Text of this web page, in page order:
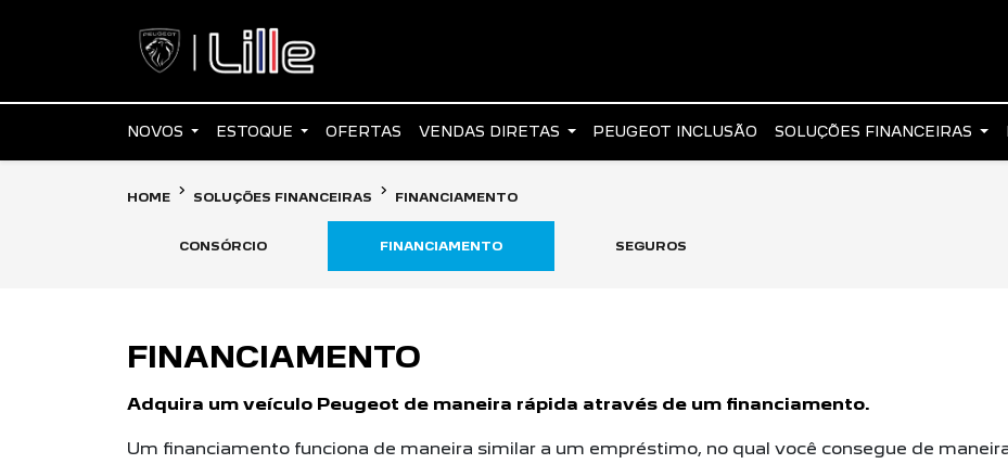
NOVOS ESTOQUE OFERTAS VENDAS DIRETAS PEUGEOT INCLUSÃO SOLUÇÕES FINANCEIRAS
HOME SOLUÇÕES FINANCEIRAS FINANCIAMENTO
CONSÓRCIO FINANCIAMENTO SEGUROS
FINANCIAMENTO
Adquira um veículo Peugeot de maneira rápida através de um financiamento.
Um financiamento funciona de maneira similar a um empréstimo, no qual você consegue de